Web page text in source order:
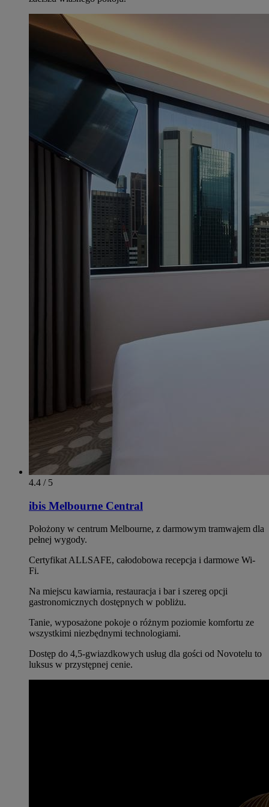
4.4 / 5
ibis Melbourne Central
Położony w centrum Melbourne, z darmowym tramwajem dla
pełnej wygody.
Certyfikat ALLSAFE, całodobowa recepcja i darmowe Wi-
Fi.
Na miejscu kawiarnia, restauracja i bar i szereg opcji
gastronomicznych dostępnych w pobliżu.
Tanie, wyposażone pokoje o różnym poziomie komfortu ze
wszystkimi niezbędnymi technologiami.
Dostęp do 4,5-gwiazdkowych usług dla gości od Novotelu to
luksus w przystępnej cenie.